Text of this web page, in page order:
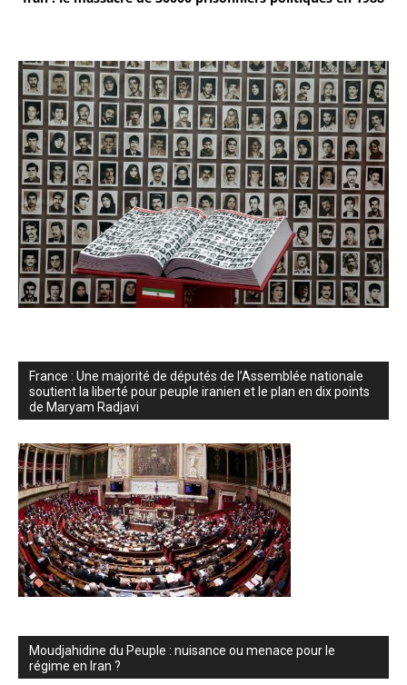
France : Une majorité de députés de l’Assemblée nationale
soutient la liberté pour peuple iranien et le plan en dix points
de Maryam Radjavi
Moudjahidine du Peuple : nuisance ou menace pour le
régime en Iran ?